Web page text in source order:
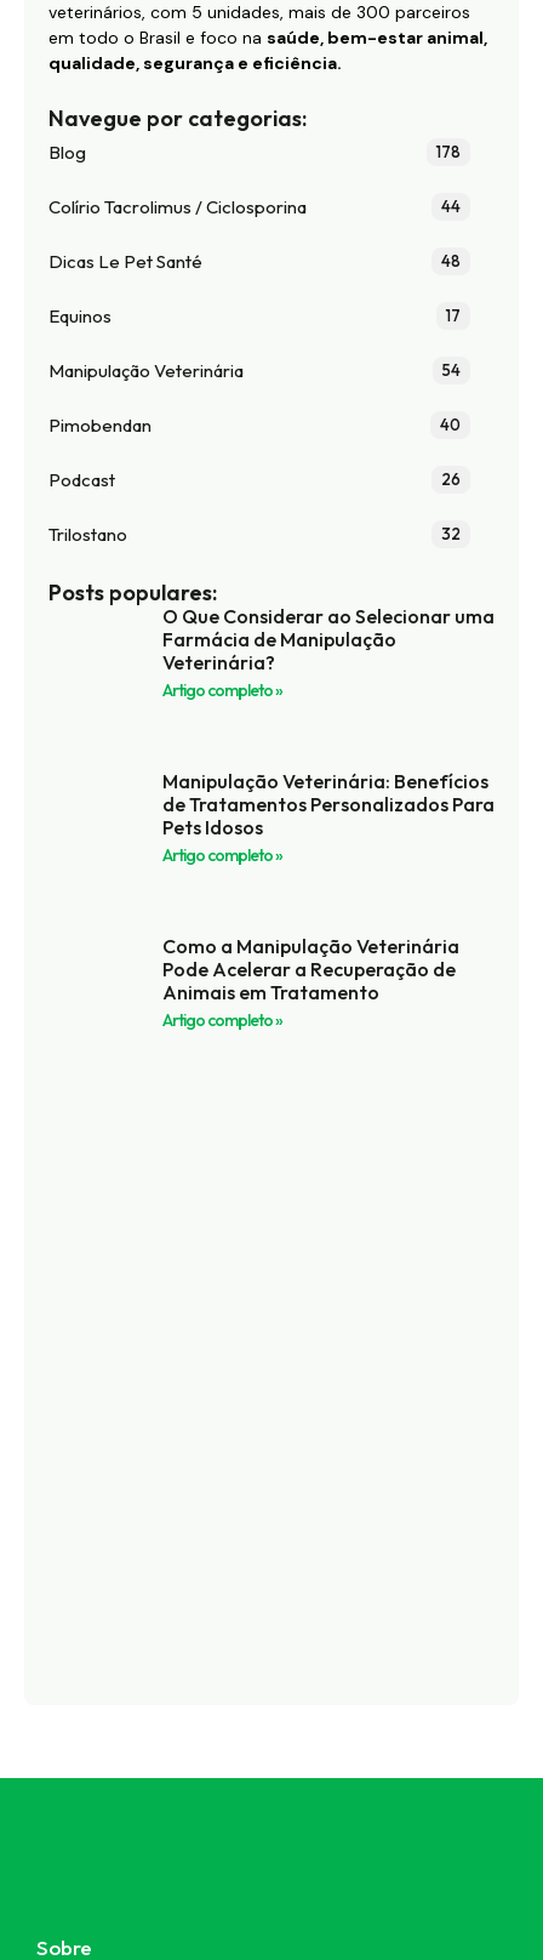
veterinários, com 5 unidades, mais de 300 parceiros
em todo o Brasil e foco na saúde, bem-estar animal,
qualidade, segurança e eficiência.
Navegue por categorias:
Blog 178
Colírio Tacrolimus / Ciclosporina 44
Dicas Le Pet Santé 48
Equinos 17
Manipulação Veterinária 54
Pimobendan 40
Podcast 26
Trilostano 32
Posts populares:
O Que Considerar ao Selecionar uma
Farmácia de Manipulação
Veterinária?
Artigo completo »
Manipulação Veterinária: Benefícios
de Tratamentos Personalizados Para
Pets Idosos
Artigo completo »
Como a Manipulação Veterinária
Pode Acelerar a Recuperação de
Animais em Tratamento
Artigo completo »
Sobre